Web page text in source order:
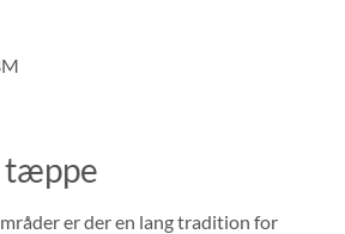
tæppe
er der en lang tradition for